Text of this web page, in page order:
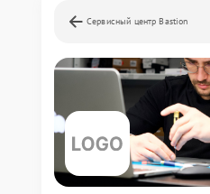
Сервисный центр Bastion